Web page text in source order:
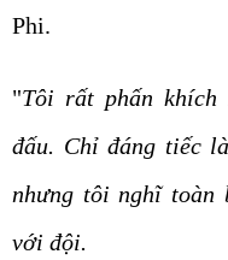
Phi.
"Tôi rất phấn khích
đấu. Chỉ đáng tiếc
nhưng tôi nghĩ
với đội.